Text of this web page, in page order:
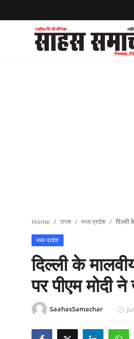
Register
Home राज्य मध्य प्रदेश दिल्ली
मध्य प्रदेश
दिल्ली के
पर पीएम मोदी
SaahasSamachar